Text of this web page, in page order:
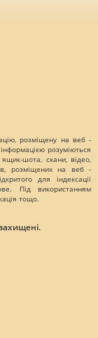
розміщену на веб -
розуміються
шота, скани, відео,
розміщених на веб -
для індексації
Під використанням
тощо.